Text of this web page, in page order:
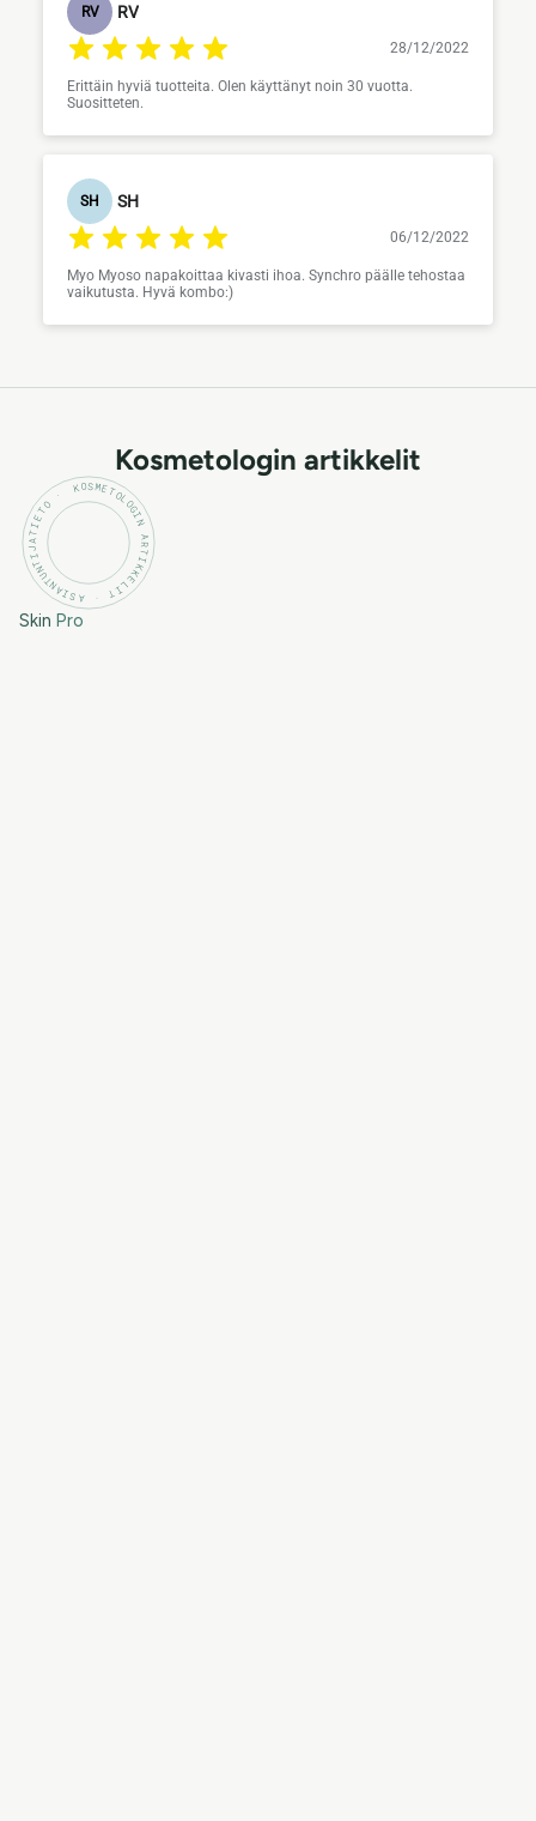
RV RV
28/12/2022
Erittäin hyviä tuotteita. Olen käyttänyt noin 30 vuotta.
Suositteten.
SH SH
06/12/2022
Myo Myoso napakoittaa kivasti ihoa. Synchro päälle tehostaa
vaikutusta. Hyvä kombo:)
Kosmetologin artikkelit
KOSMETOLOGIN ARTIKKELIT · ASIANTUNTIJATIETO ·
Skin Pro